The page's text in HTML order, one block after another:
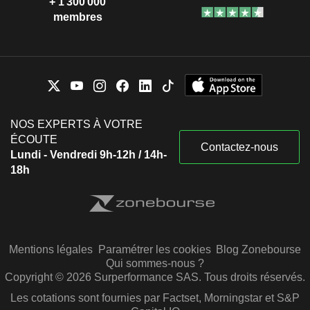
membres
NOS EXPERTS À VOTRE
ÉCOUTE
Lundi - Vendredi 9h-12h / 14h-
18h
Contactez-nous
Mentions légales Paramétrer les cookies Blog Zonebourse
Qui sommes-nous ?
Copyright © 2026 Surperformance SAS. Tous droits réservés.
Les cotations sont fournies par Factset, Morningstar et S&P